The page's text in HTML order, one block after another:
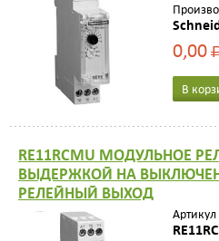
0,00
В
RE11RCMU МОДУЛЬНОЕ
ВЫДЕРЖКОЙ НА
РЕЛЕЙНЫЙ ВЫХОД
Артикул